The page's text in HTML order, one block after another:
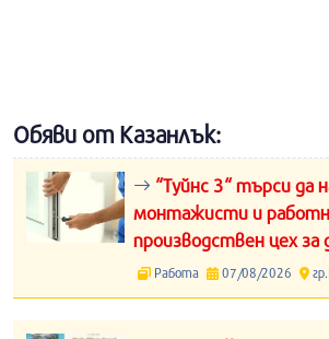
Обяви от Казанлък:
“Туйнс 3“ търси да
монтажисти и
производствен цех за
Работа 07/08/2026